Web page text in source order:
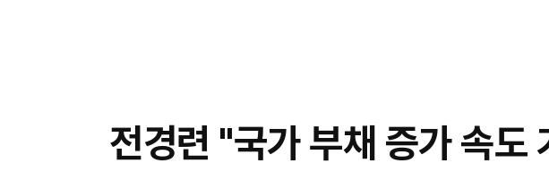
전경련 "국가 부채 증가 속